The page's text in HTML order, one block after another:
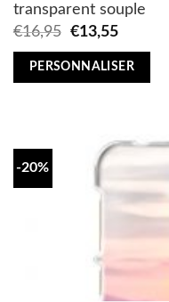
transparent souple
€16,95
Original
was:
€13,55Current
is:
PERSONNALISER
-20%